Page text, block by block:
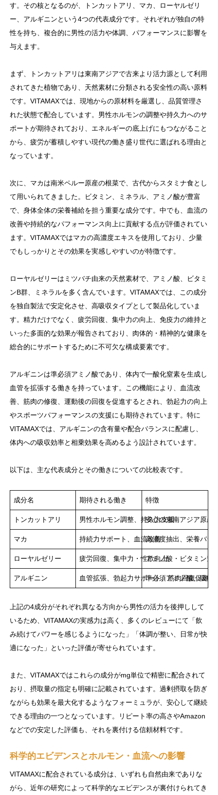
す。その核となるのが、トンカットアリ、マカ、ローヤルゼリ
ー、アルギニンという4つの代表成分です。それぞれが独自の特
性を持ち、複合的に男性の活力や体調、パフォーマンスに影響を
与えます。
まず、トンカットアリは東南アジアで古来より活力源として利用
されてきた植物であり、天然素材に分類される安全性の高い原料
です。VITAMAXでは、現地からの原材料を厳選し、品質管理さ
れた状態で配合しています。男性ホルモンの調整や持久力へのサ
ポートが期待されており、エネルギーの底上げにもつながること
から、疲労が蓄積しやすい現代の働き盛り世代に選ばれる理由と
なっています。
次に、マカは南米ペルー原産の根菜で、古代からスタミナ食とし
て用いられてきました。ビタミン、ミネラル、アミノ酸が豊富
で、身体全体の栄養補給を担う重要な成分です。中でも、血流の
改善や持続的なパフォーマンス向上に貢献する点が評価されてい
ます。VITAMAXではマカの高濃度エキスを使用しており、少量
でもしっかりとその効果を実感しやすいのが特徴です。
ローヤルゼリーはミツバチ由来の天然素材で、アミノ酸、ビタミ
ンB群、ミネラルを多く含んでいます。VITAMAXでは、この成分
を独自製法で安定化させ、高吸収タイプとして製品化していま
す。精力だけでなく、疲労回復、集中力の向上、免疫力の維持と
いった多面的な効果が報告されており、肉体的・精神的な健康を
総合的にサポートするために不可欠な構成要素です。
アルギニンは準必須アミノ酸であり、体内で一酸化窒素を生成し
血管を拡張する働きを持っています。この機能により、血流改
善、筋肉の修復、運動後の回復を促進するとされ、勃起力の向上
やスポーツパフォーマンスの支援にも期待されています。特に
VITAMAXでは、アルギニンの含有量や配合バランスに配慮し、
体内への吸収効率と相乗効果を高めるよう設計されています。
以下は、主な代表成分とその働きについての比較表です。
成分名 期待される働き 特徴
トンカットアリ 男性ホルモン調整、持久力支援安心の東南アジア原産
マカ 持続力サポート、血流改善高濃度抽出、栄養バラ
ローヤルゼリー 疲労回復、集中力・性欲向上アミノ酸・ビタミン豊
アルギニン 血管拡張、勃起力サポート、筋肉回復促進
準必須アミノ酸、吸収
上記の4成分がそれぞれ異なる方向から男性の活力を後押しして
いるため、VITAMAXの実感力は高く、多くのレビューにて「飲
み続けてパワーを感じるようになった」「体調が整い、日常が快
適になった」といった評価が寄せられています。
また、VITAMAXではこれらの成分がmg単位で精密に配合されて
おり、摂取量の指定も明確に記載されています。過剰摂取を防ぎ
ながらも効果を最大化するようなフォーミュラが、安心して継続
できる理由の一つとなっています。リピート率の高さやAmazon
などでの安定した評価も、それを裏付ける信頼材料です。
科学的エビデンスとホルモン・血流への影響
VITAMAXに配合されている成分は、いずれも自然由来でありな
がら、近年の研究によって科学的なエビデンスが裏付けられてき